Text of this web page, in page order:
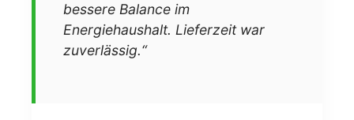
bessere Balance im
Energiehaushalt. Lieferzeit war
zuverlässig.“